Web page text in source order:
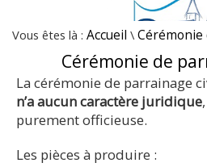
Vous êtes là : Accueil \ Cérémonie
Cérémonie de
La cérémonie de parrainage
n’a aucun caractère juridique
purement officieuse.
Les pièces à produire :